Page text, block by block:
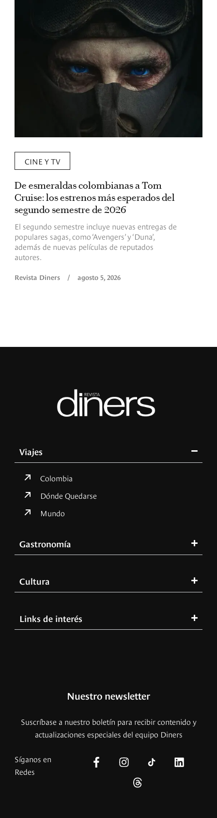
CINE Y TV
De esmeraldas colombianas a Tom
Cruise: los estrenos más esperados del
segundo semestre de 2026
El segundo semestre incluye nuevas entregas de
populares sagas, como ‘Avengers’ y ‘Duna’,
además de nuevas películas de reputados
autores.
Revista Diners / agosto 5, 2026
Viajes
Colombia
Dónde Quedarse
Mundo
Gastronomía
Cultura
Links de interés
Nuestro newsletter
Suscríbase a nuestro boletín para recibir contenido y
actualizaciones especiales del equipo Diners
Síganos en
Redes